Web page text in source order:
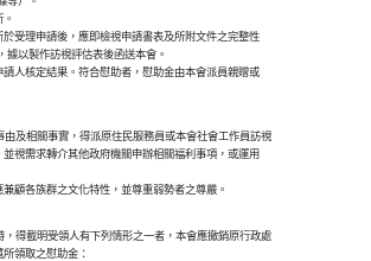
於受理申請後，應即檢視申請書表及所附文件之完整性
，據以製作訪視評估表後函送本會。
請人核定結果。符合慰助者，慰助金由本會派員親贈或
及相關事實，得派原住民服務員或本會社會工作員訪視
並視需求轉介其他政府機關申辦相關福利事項，或運用
兼顧各族群之文化特性，並尊重弱勢者之尊嚴。
得載明受領人有下列情形之一者，本會應撤銷原行政處
所領取之慰助金：